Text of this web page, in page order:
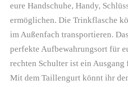
eure Handschuhe, Handy,
ermöglichen. Die Trinkflasche
im Außenfach transportieren.
perfekte Aufbewahrungsort für
rechten Schulter ist ein
Mit dem Taillengurt könnt ihr